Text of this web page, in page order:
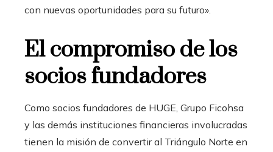
con nuevas oportunidades para su futuro».
El compromiso de los
socios fundadores
Como socios fundadores de HUGE, Grupo Ficohsa
y las demás instituciones financieras involucradas
tienen la misión de convertir al Triángulo Norte en